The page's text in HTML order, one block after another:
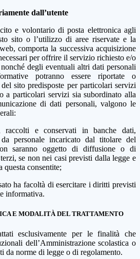
dall’utente
e volontario di posta elettronica agli
sito o l’utilizzo di aree riservate e la
comporta la successiva acquisizione
per offrire il servizio richiesto e/o
degli eventuali altri dati personali
potranno essere riportate o
sito predisposte per particolari servizi
a particolari servizi sia subordinato alla
di dati personali, valgono le
raccolti e conservati in banche dati,
personale incaricato dal titolare del
saranno oggetto di diffusione o di
se non nei casi previsti dalla legge e
questa consentite;
ha facoltà di esercitare i diritti previsti
informativa.
E MODALITÀ DEL TRATTAMENTO
esclusivamente per le finalità che
dell’Amministrazione scolastica o
da norme di legge o di regolamento.